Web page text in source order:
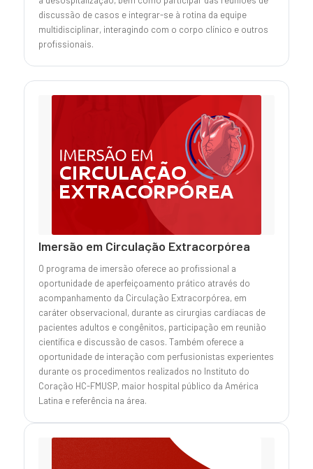
discussão de casos e integrar-se à rotina da equipe
multidisciplinar, interagindo com o corpo clínico e outros
profissionais.
Imersão em Circulação Extracorpórea
O programa de imersão oferece ao profissional a
oportunidade de aperfeiçoamento prático através do
acompanhamento da Circulação Extracorpórea, em
caráter observacional, durante as cirurgias cardíacas de
pacientes adultos e congênitos, participação em reunião
científica e discussão de casos. Também oferece a
oportunidade de interação com perfusionistas experientes
durante os procedimentos realizados no Instituto do
Coração HC-FMUSP, maior hospital público da América
Latina e referência na área.